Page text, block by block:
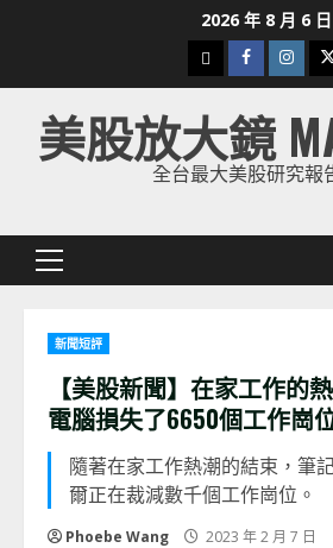
2026 年 8 月 6 日
下
載
美
股
Facebook
美股放大鏡
全台最大美股研究報
Primary
新聞短評
【美股新聞】在家工作的
電腦損失了6650個工作崗
隨著在家工作熱潮的結束，筆
爾正在裁減數千個工作崗位。
Phoebe Wang 2023 年 2 月 7 日